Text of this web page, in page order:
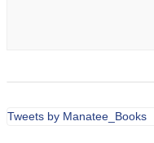
Tweets by Manatee_Books